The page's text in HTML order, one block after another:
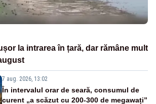
la intrarea în țară, dar rămâne mult
7 aug. 2026, 13:02
În intervalul orar de seară, consumul de
curent „a scăzut cu 200-300 de megawați”